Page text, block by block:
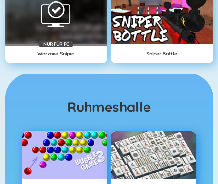
NÜR FÜR PC
Warzone Sniper Sniper Bottle
Ruhmeshalle